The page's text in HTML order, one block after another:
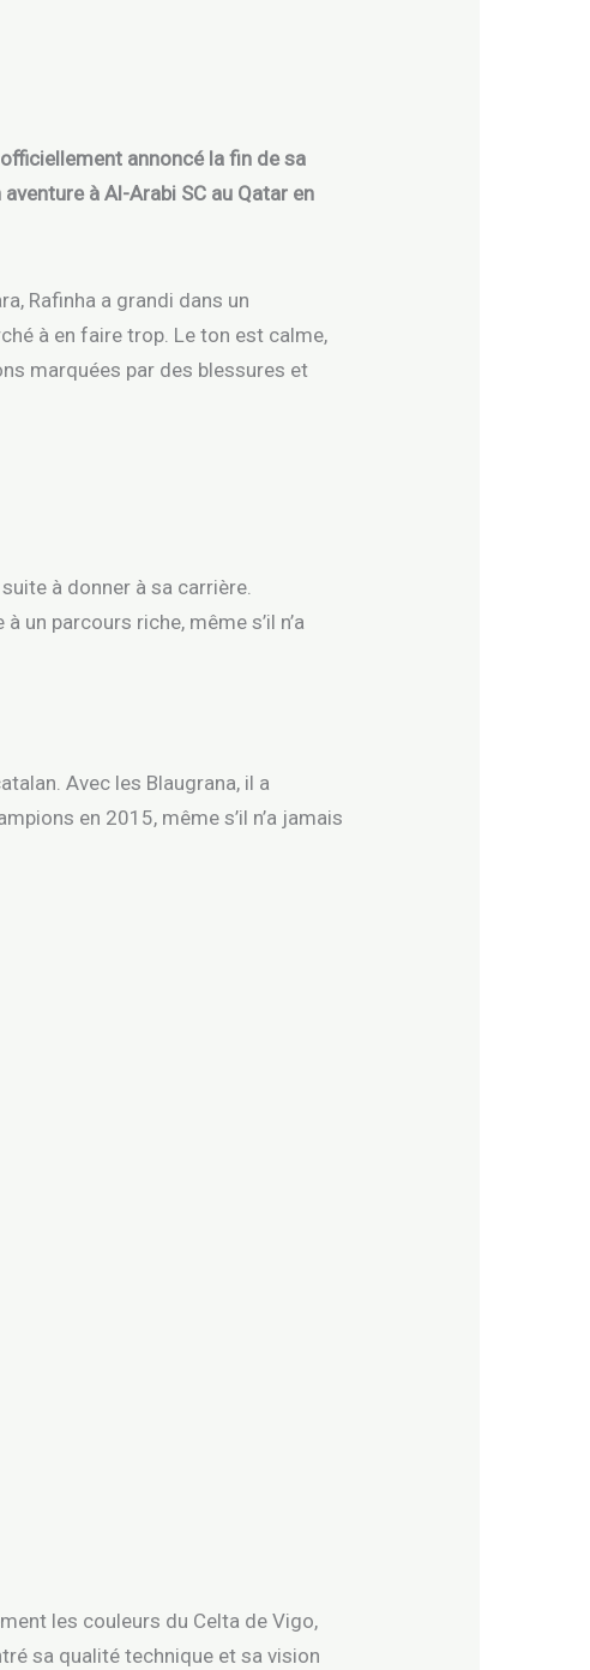
annoncé la fin de sa
à Al-Arabi SC au Qatar en
Rafinha a grandi dans un
à en faire trop. Le ton est calme,
marquées par des blessures et
à donner à sa carrière.
un parcours riche, même s’il n’a
Avec les Blaugrana, il a
en 2015, même s’il n’a jamais
les couleurs du Celta de Vigo,
sa qualité technique et sa vision